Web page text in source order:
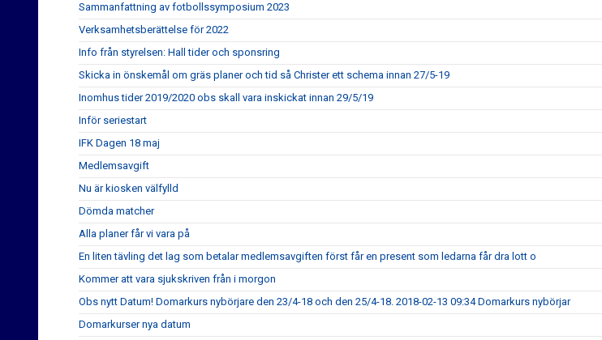
Sammanfattning av fotbollssymposium 2023
Verksamhetsberättelse för 2022
Info från styrelsen: Hall tider och sponsring
Skicka in önskemål om gräs planer och tid så Christer ett schema innan 27/5-19
Inomhus tider 2019/2020 obs skall vara inskickat innan 29/5/19
Inför seriestart
IFK Dagen 18 maj
Medlemsavgift
Nu är kiosken välfylld
Dömda matcher
Alla planer får vi vara på
En liten tävling det lag som betalar medlemsavgiften först får en present som ledarna får dra lott o
Kommer att vara sjukskriven från i morgon
Obs nytt Datum! Domarkurs nybörjare den 23/4-18 och den 25/4-18. 2018-02-13 09:34 Domarkurs nybörjar
Domarkurser nya datum